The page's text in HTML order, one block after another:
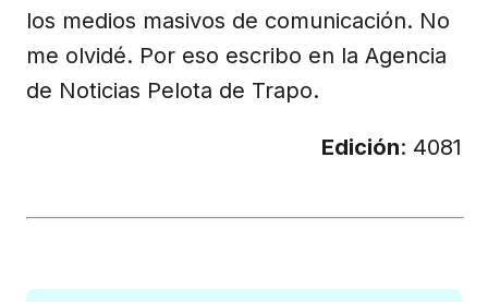
los medios masivos de comunicación. No
me olvidé. Por eso escribo en la Agencia
de Noticias Pelota de Trapo.
Edición: 4081